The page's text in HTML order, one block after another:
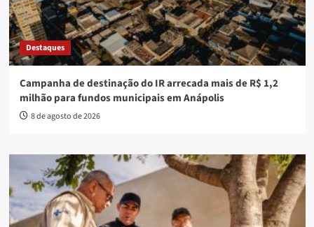
Destaques
Campanha de destinação do IR arrecada mais de R$ 1,2
milhão para fundos municipais em Anápolis
8 de agosto de 2026